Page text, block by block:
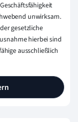
unwirksam.
gesetzliche
hierbei sind
ausschließlich